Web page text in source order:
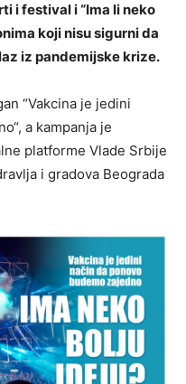
i festival i “Ima li neko
koji nisu sigurni da
iz pandemijske krize.
“Vakcina je jedini
a kampanja je
platforme Vlade Srbije
i gradova Beograda